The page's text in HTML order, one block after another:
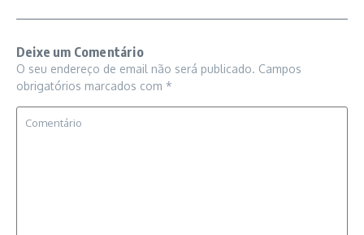
Deixe um Comentário
O seu endereço de email não será publicado. Campos
obrigatórios marcados com *